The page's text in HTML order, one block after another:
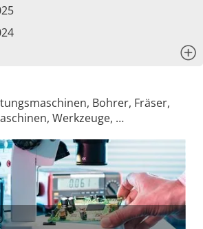
Bohrer, Fräser,
Werkzeuge, …